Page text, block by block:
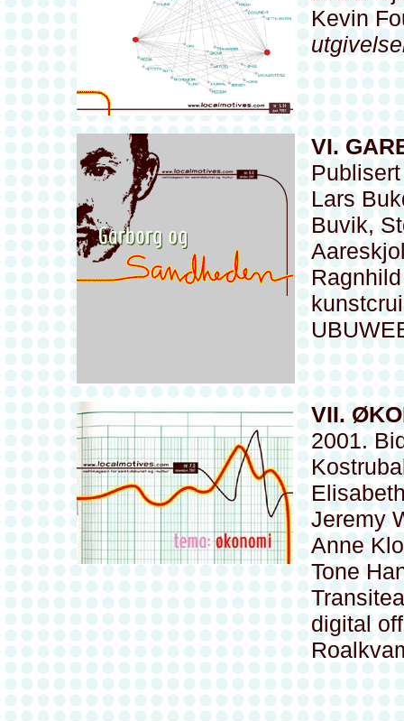
Kevin
VI.
Lars
Buvik,
VII.
2001.
Jeremy
Anne
Tone
digital